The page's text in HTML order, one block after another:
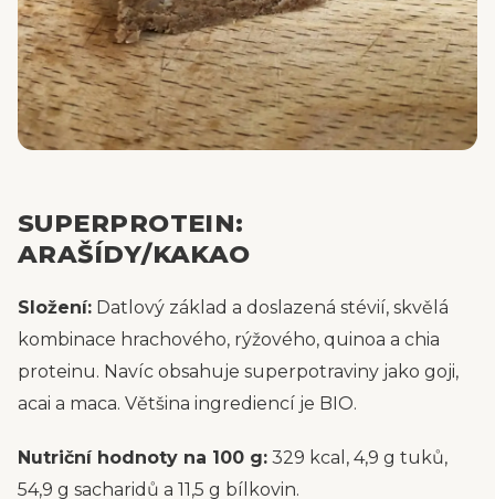
SUPERPROTEIN:
ARAŠÍDY/KAKAO
Složení: Datlový základ a doslazená stévií, skvělá
kombinace hrachového, rýžového, quinoa a chia
proteinu. Navíc obsahuje superpotraviny jako goji,
acai a maca. Většina ingrediencí je BIO.
Nutriční hodnoty na 100 g: 329 kcal, 4,9 g tuků,
54,9 g sacharidů a 11,5 g bílkovin.